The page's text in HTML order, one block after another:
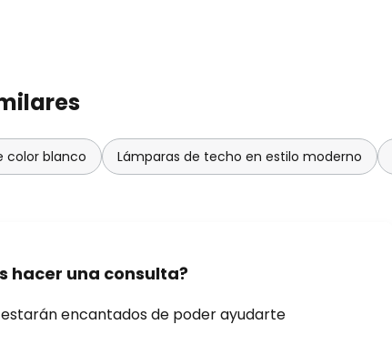
color blanco Lámparas de techo en estilo moderno
hacer una consulta?
encantados de poder ayudarte